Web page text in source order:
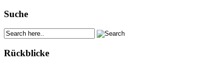
Suche
Rückblicke